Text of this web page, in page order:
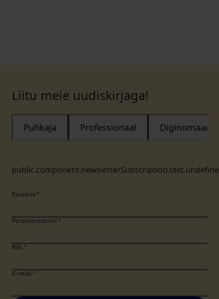
Liitu meie uudiskirjaga!
Puhkaja Professionaal Diginomaad
Eesnimi *
Perekonnanimi *
Riik *
E-mail *